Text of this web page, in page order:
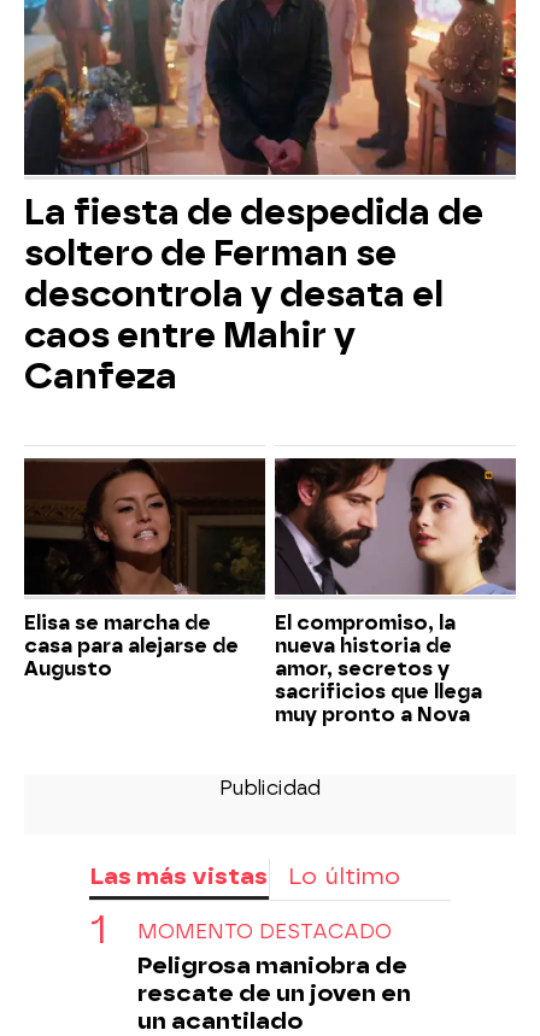
La fiesta de despedida de
soltero de Ferman se
descontrola y desata el
caos entre Mahir y
Canfeza
Elisa se marcha de
casa para alejarse de
Augusto
El compromiso, la
nueva historia de
amor, secretos y
sacrificios que llega
muy pronto a Nova
Las más vistas Lo último
MOMENTO DESTACADO
Peligrosa maniobra de
rescate de un joven en
un acantilado